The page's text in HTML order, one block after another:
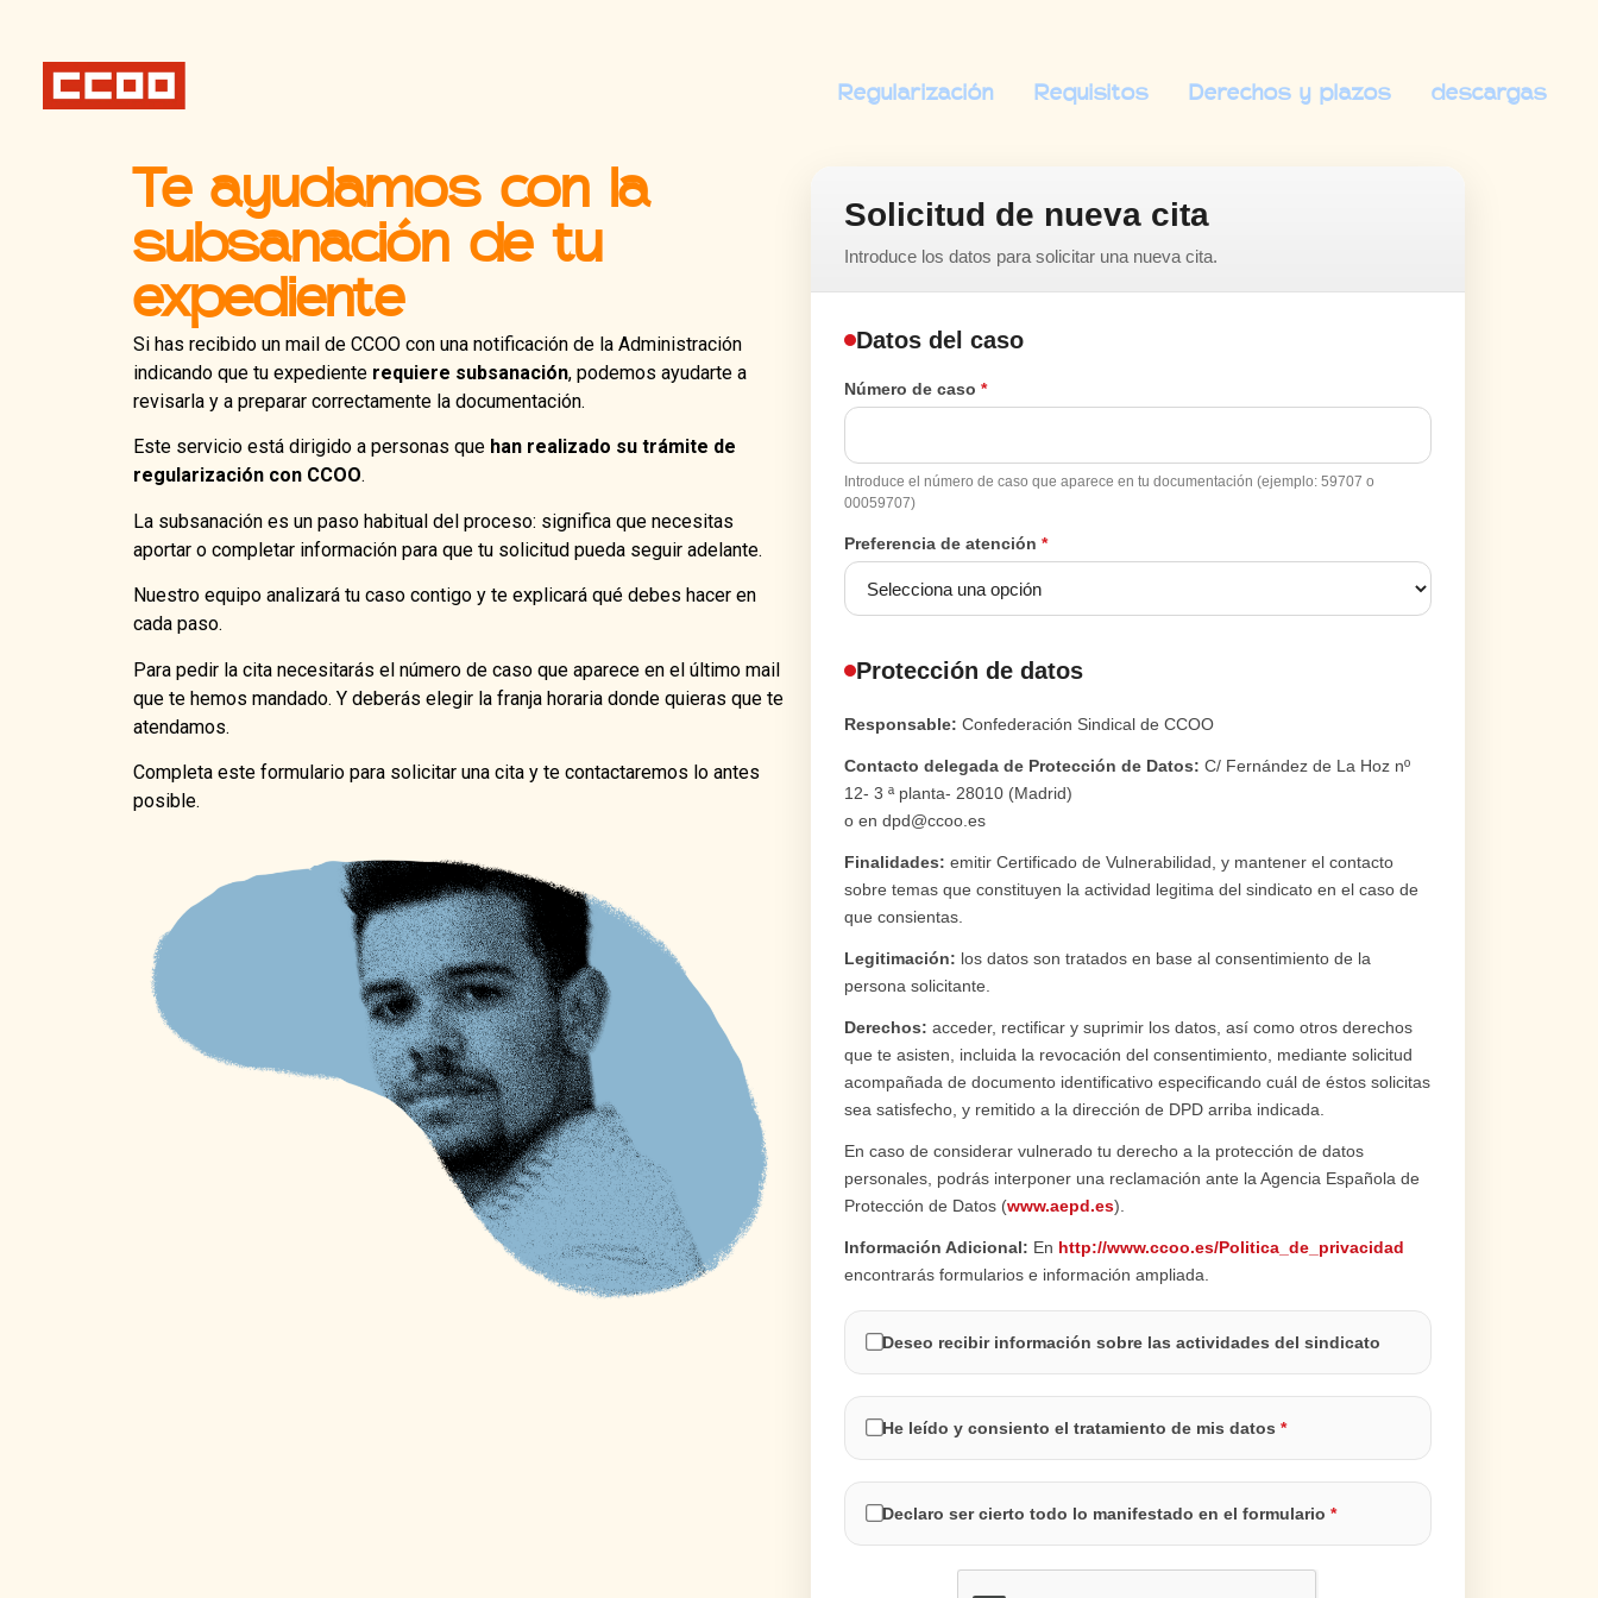
Regularización Requisitos Derechos y plazos descargas
Te ayudamos con la
subsanación de tu
expediente
Si has recibido un mail de CCOO con una notificación de la Administración
indicando que tu expediente requiere subsanación, podemos ayudarte a
revisarla y a preparar correctamente la documentación.
Este servicio está dirigido a personas que han realizado su trámite de
regularización con CCOO.
La subsanación es un paso habitual del proceso: significa que necesitas
aportar o completar información para que tu solicitud pueda seguir adelante.
Nuestro equipo analizará tu caso contigo y te explicará qué debes hacer en
cada paso.
Para pedir la cita necesitarás el número de caso que aparece en el último mail
que te hemos mandado. Y deberás elegir la franja horaria donde quieras que te
atendamos.
Completa este formulario para solicitar una cita y te contactaremos lo antes
posible.
Solicitud de nueva cita
Introduce los datos para solicitar una nueva cita.
Datos del caso
Número de caso *
Introduce el número de caso que aparece en tu documentación (ejemplo: 59707 o
00059707)
Preferencia de atención *
Protección de datos
Responsable: Confederación Sindical de CCOO
Contacto delegada de Protección de Datos: C/ Fernández de La Hoz nº
12- 3 ª planta- 28010 (Madrid)
o en dpd@ccoo.es
Finalidades: emitir Certificado de Vulnerabilidad, y mantener el contacto
sobre temas que constituyen la actividad legitima del sindicato en el caso de
que consientas.
Legitimación: los datos son tratados en base al consentimiento de la
persona solicitante.
Derechos: acceder, rectificar y suprimir los datos, así como otros derechos
que te asisten, incluida la revocación del consentimiento, mediante solicitud
acompañada de documento identificativo especificando cuál de éstos solicitas
sea satisfecho, y remitido a la dirección de DPD arriba indicada.
En caso de considerar vulnerado tu derecho a la protección de datos
personales, podrás interponer una reclamación ante la Agencia Española de
Protección de Datos (www.aepd.es).
Información Adicional: En http://www.ccoo.es/Politica_de_privacidad
encontrarás formularios e información ampliada.
Deseo recibir información sobre las actividades del sindicato
He leído y consiento el tratamiento de mis datos *
Declaro ser cierto todo lo manifestado en el formulario *